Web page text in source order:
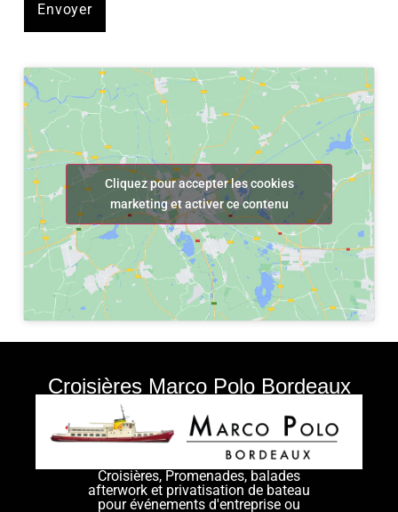
Envoyer
Cliquez pour accepter les cookies
marketing et activer ce contenu
Croisières Marco Polo Bordeaux
Croisières, Promenades, balades
afterwork et privatisation de bateau
pour événements d'entreprise ou